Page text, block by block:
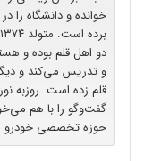
خوانده و دانشگاه را
دو اهل قلم بوده و
و تدریس می‌کند و
قلم زده است. روزبه
گفت‌وگو را با هم
حوزه تخصصی خودرو